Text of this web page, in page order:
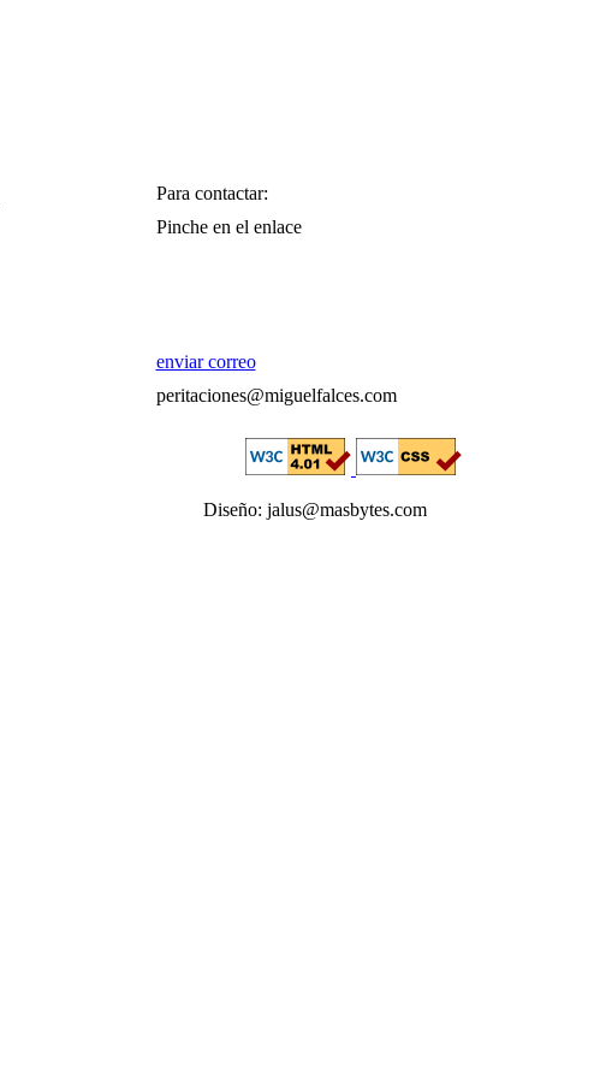
Para contactar:
Pinche en el enlace
enviar correo
peritaciones@miguelfalces.com
Diseño: jalus@masbytes.com